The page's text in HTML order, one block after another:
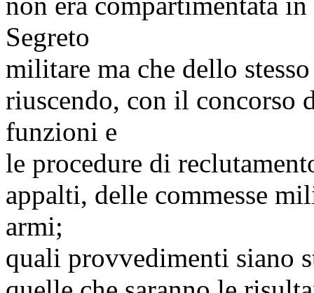
Segreto
militare ma che dello
riuscendo, con il concorso
funzioni e
le procedure di
appalti, delle commesse
armi;
quali provvedimenti siano